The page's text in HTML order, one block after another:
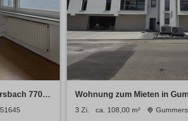
770 €
Wohnung zum Mieten in
€ 108 m²
3 Zi. ca. 108,00 m²